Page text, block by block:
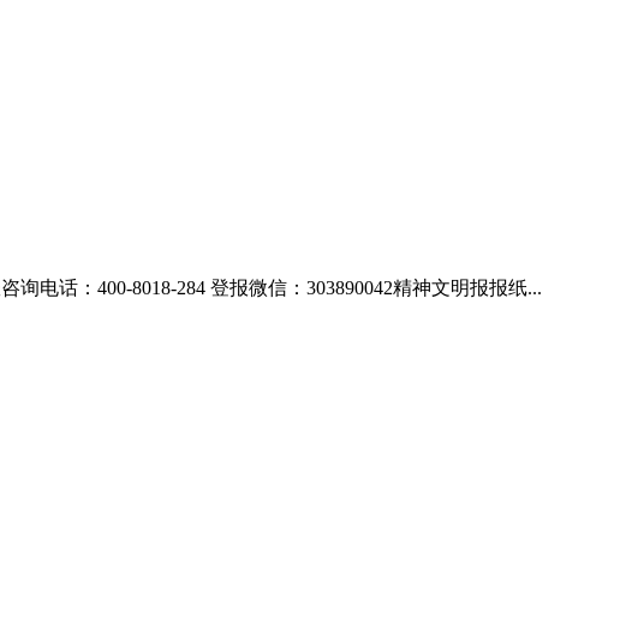
电话：400-8018-284 登报微信：303890042精神文明报报纸...